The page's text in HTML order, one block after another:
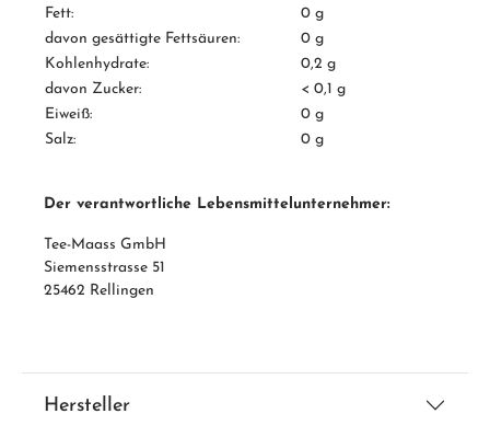
Fett:
0 g
davon gesättigte Fettsäuren:
0 g
Kohlenhydrate:
0,2 g
davon Zucker:
< 0,1 g
Eiweiß:
0 g
Salz:
0 g
Der verantwortliche Lebensmittelunternehmer:
Tee-Maass GmbH
Siemensstrasse 51
25462 Rellingen
Hersteller